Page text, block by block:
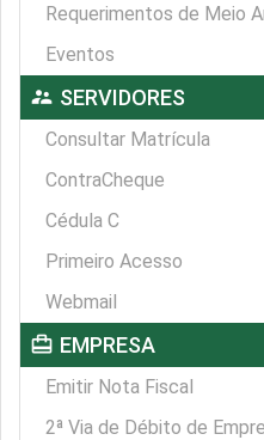
Requerimentos de Meio
Eventos
supervisor_account SERVIDORES
Consultar Matrícula
ContraCheque
Cédula C
Primeiro Acesso
Webmail
card_travel EMPRESA
Emitir Nota Fiscal
2ª Via de Débito de